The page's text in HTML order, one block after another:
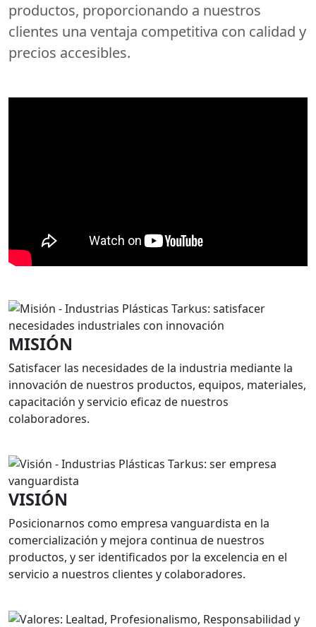
productos, proporcionando a nuestros
clientes una ventaja competitiva con calidad y
precios accesibles.
MISIÓN
Satisfacer las necesidades de la industria mediante la
innovación de nuestros productos, equipos, materiales,
capacitación y servicio eficaz de nuestros
colaboradores.
VISIÓN
Posicionarnos como empresa vanguardista en la
comercialización y mejora continua de nuestros
productos, y ser identificados por la excelencia en el
servicio a nuestros clientes y colaboradores.